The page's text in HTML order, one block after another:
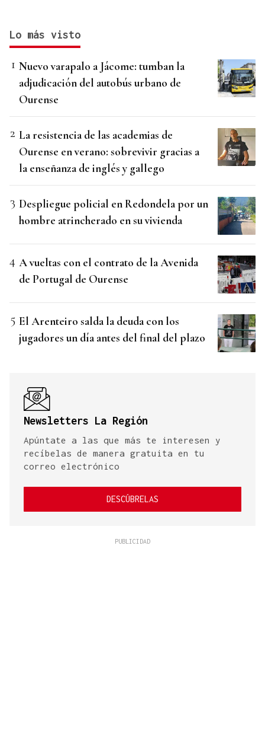
Lo más visto
Nuevo varapalo a Jácome: tumban la
adjudicación del autobús urbano de
Ourense
La resistencia de las academias de
Ourense en verano: sobrevivir gracias a
la enseñanza de inglés y gallego
Despliegue policial en Redondela por un
hombre atrincherado en su vivienda
A vueltas con el contrato de la Avenida
de Portugal de Ourense
El Arenteiro salda la deuda con los
jugadores un día antes del final del plazo
Newsletters La Región
Apúntate a las que más te interesen y
recíbelas de manera gratuita en tu
correo electrónico
DESCÚBRELAS